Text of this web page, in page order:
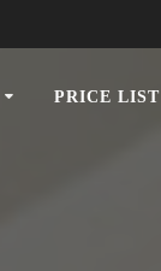
PRICE LIST